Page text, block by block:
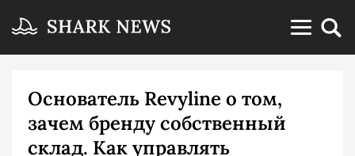
Основатель Revyline о том,
зачем бренду собственный
склад. Как управлять